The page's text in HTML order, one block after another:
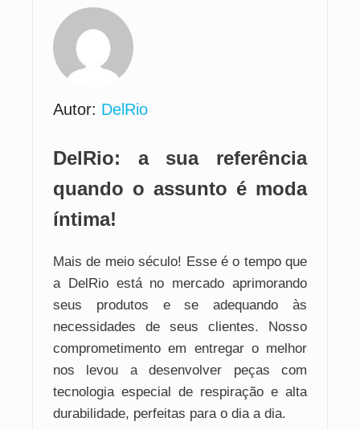
Autor: DelRio
DelRio: a sua referência
quando o assunto é moda
íntima!
Mais de meio século! Esse é o tempo que
a DelRio está no mercado aprimorando
seus produtos e se adequando às
necessidades de seus clientes. Nosso
comprometimento em entregar o melhor
nos levou a desenvolver peças com
tecnologia especial de respiração e alta
durabilidade, perfeitas para o dia a dia.